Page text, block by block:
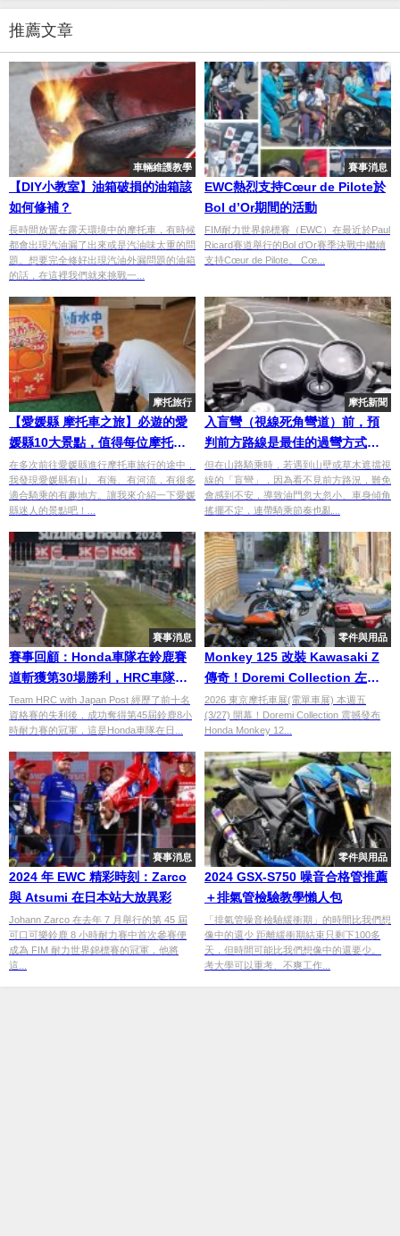
推薦文章
車輛維護教學
【DIY小教室】油箱破損的油箱該
如何修補？
長時間放置在露天環境中的摩托車，有時候
都會出現汽油漏了出來或是汽油味太重的問
題。想要完全修好出現汽油外漏問題的油箱
的話，在這裡我們就來挑戰一...
賽事消息
EWC熱烈支持Cœur de Pilote於
Bol d’Or期間的活動
FIM耐力世界錦標賽（EWC）在最近於Paul
Ricard賽道舉行的Bol d’Or賽季決戰中繼續
支持Cœur de Pilote。 Cœ...
摩托旅行
【愛媛縣 摩托車之旅】必遊的愛
媛縣10大景點，值得每位摩托車
愛好者前往！（上）
在多次前往愛媛縣進行摩托車旅行的途中，
我發現愛媛縣有山、有海、有河流，有很多
適合騎乘的有趣地方。讓我來介紹一下愛媛
縣迷人的景點吧！...
摩托新聞
入盲彎（視線死角彎道）前，預
判前方路線是最佳的過彎方式！
【騎乘知識】
但在山路騎乘時，若遇到山壁或草木遮擋視
線的「盲彎」，因為看不見前方路況，難免
會感到不安，導致油門忽大忽小、車身傾角
搖擺不定，連帶騎乘節奏也亂...
賽事消息
賽事回顧：Honda車隊在鈴鹿賽
道斬獲第30場勝利，HRC車隊在
EWC賽事實現三連冠！
Team HRC with Japan Post 經歷了前十名
資格賽的失利後，成功奪得第45屆鈴鹿8小
時耐力賽的冠軍，這是Honda車隊在日...
零件與用品
Monkey 125 改裝 Kawasaki Z
傳奇！Doremi Collection 左右
不對稱配色驚艷 2026 東京摩托車
展
2026 東京摩托車展(電單車展) 本週五
(3/27) 開幕！Doremi Collection 震撼發布
Honda Monkey 12...
賽事消息
2024 年 EWC 精彩時刻：Zarco
與 Atsumi 在日本站大放異彩
Johann Zarco 在去年 7 月舉行的第 45 屆
可口可樂鈴鹿 8 小時耐力賽中首次參賽便
成為 FIM 耐力世界錦標賽的冠軍，他將
這...
零件與用品
2024 GSX-S750 噪音合格管推薦
＋排氣管檢驗教學懶人包
「排氣管噪音檢驗緩衝期」的時間比我們想
像中的還少 距離緩衝期結束只剩下100多
天，但時間可能比我們想像中的還要少。
考大學可以重考、不爽工作...